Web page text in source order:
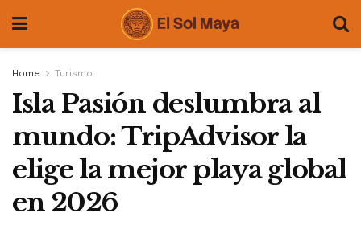
Home Turismo
Isla Pasión deslumbra al
mundo: TripAdvisor la
elige la mejor playa global
en 2026